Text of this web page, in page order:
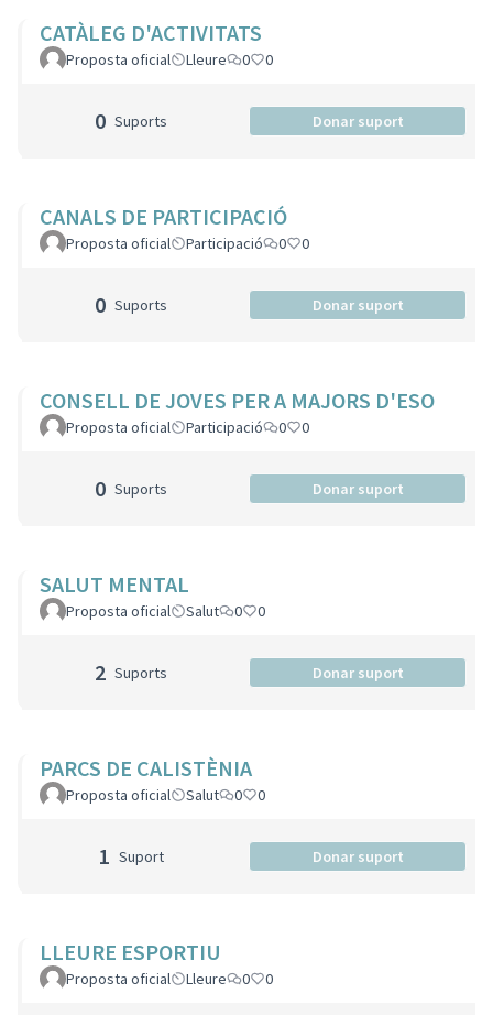
CATÀLEG D'ACTIVITATS
Proposta oficial Lleure 0 0
0 Suports Donar suport
CANALS DE PARTICIPACIÓ
Proposta oficial Participació 0 0
0 Suports Donar suport
CONSELL DE JOVES PER A MAJORS D'ESO
Proposta oficial Participació 0 0
0 Suports Donar suport
SALUT MENTAL
Proposta oficial Salut 0 0
2 Suports Donar suport
PARCS DE CALISTÈNIA
Proposta oficial Salut 0 0
1 Suport Donar suport
LLEURE ESPORTIU
Proposta oficial Lleure 0 0